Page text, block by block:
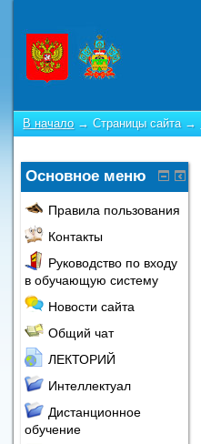
В начало → Страницы сайта →
Основное меню
Правила пользования
Контакты
Руководство по входу
в обучающую систему
Новости сайта
Общий чат
ЛЕКТОРИЙ
Интеллектуал
Дистанционное
обучение